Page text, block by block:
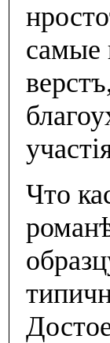
самые
Что